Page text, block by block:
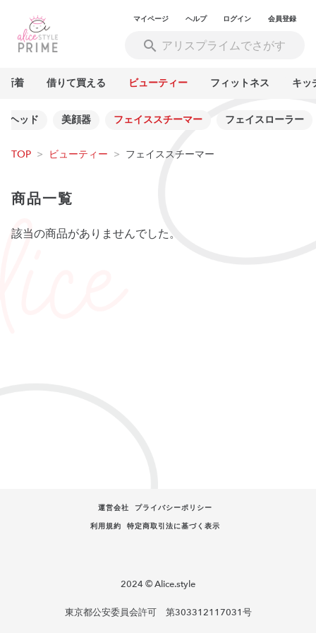
マイページ ヘルプ ログイン 会員登録
新着 借りて買える ビューティー フィットネス キッ
ヘッド 美顔器 フェイススチーマー フェイスローラー
TOP > ビューティー > フェイススチーマー
商品一覧
該当の商品がありませんでした。
運営会社
プライバシーポリシー
利用規約
特定商取引法に基づく表示
2024 © Alice.style
東京都公安委員会許可 第303312117031号